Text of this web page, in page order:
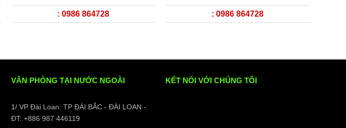
: 0986 864728 : 0986 864728
VĂN PHÒNG TẠI NƯỚC NGOÀI
1/ VP Đài Loan: TP ĐÀI BẮC - ĐÀI LOAN -
ĐT: +886 987 446119
KẾT NỐI VỚI CHÚNG TÔI